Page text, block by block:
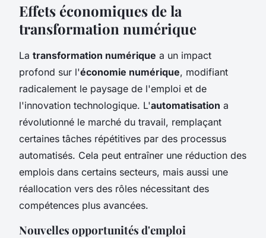
Effets économiques de la
transformation numérique
La transformation numérique a un impact
profond sur l'économie numérique, modifiant
radicalement le paysage de l'emploi et de
l'innovation technologique. L'automatisation a
révolutionné le marché du travail, remplaçant
certaines tâches répétitives par des processus
automatisés. Cela peut entraîner une réduction des
emplois dans certains secteurs, mais aussi une
réallocation vers des rôles nécessitant des
compétences plus avancées.
Nouvelles opportunités d'emploi